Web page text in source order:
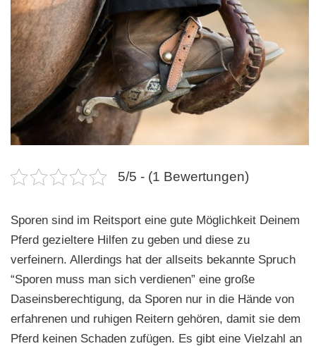
r
i
n
g
e
n
5/5 - (1 Bewertungen)
Sporen sind im Reitsport eine gute Möglichkeit Deinem
Pferd gezieltere Hilfen zu geben und diese zu
verfeinern. Allerdings hat der allseits bekannte Spruch
“Sporen muss man sich verdienen” eine große
Daseinsberechtigung, da Sporen nur in die Hände von
erfahrenen und ruhigen Reitern gehören, damit sie dem
Pferd keinen Schaden zufügen. Es gibt eine Vielzahl an